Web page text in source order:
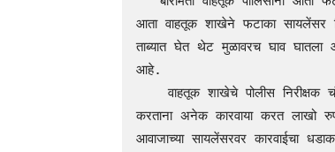
आता वाहतूक शाखेने फटाका सायलेंसर
ताब्यात घेत थेट मुळावरच घाव घातला
आहे.
    वाहतूक शाखेचे पोलीस निरीक्षक चंद्रशेखर यादव यांनी गेली अनेक महिन्यांपासून वाहतूक नियमांची अंमलबजावणी
करताना अनेक कारवाया करत लाखो
आवाजाच्या सायलेंसरवर कारवाईचा